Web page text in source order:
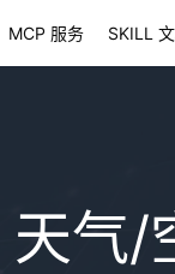
MCP 服务 SKILL
天气/